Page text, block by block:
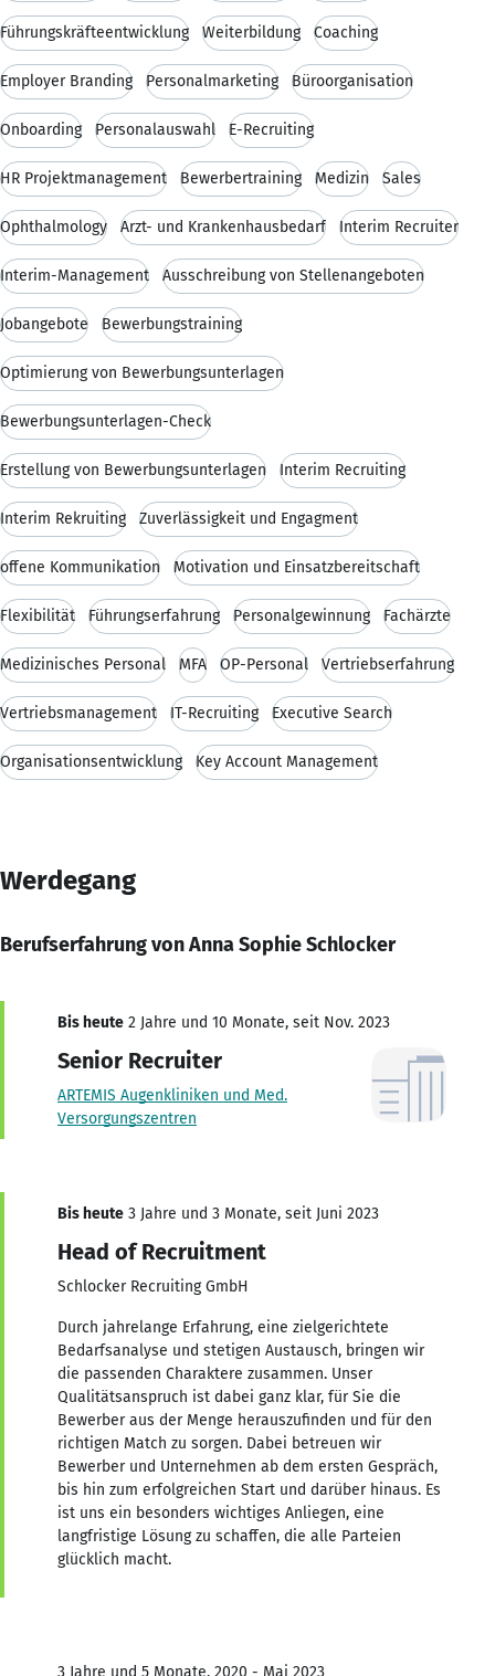
Führungskräfteentwicklung Weiterbildung Coaching
Employer Branding Personalmarketing Büroorganisation
Onboarding Personalauswahl E-Recruiting
HR Projektmanagement Bewerbertraining Medizin Sales
Ophthalmology Arzt- und Krankenhausbedarf Interim Recruiter
Interim-Management Ausschreibung von Stellenangeboten
Jobangebote Bewerbungstraining
Optimierung von Bewerbungsunterlagen
Bewerbungsunterlagen-Check
Erstellung von Bewerbungsunterlagen Interim Recruiting
Interim Rekruiting Zuverlässigkeit und Engagment
offene Kommunikation Motivation und Einsatzbereitschaft
Flexibilität Führungserfahrung Personalgewinnung Fachärzte
Medizinisches Personal MFA OP-Personal Vertriebserfahrung
Vertriebsmanagement IT-Recruiting Executive Search
Organisationsentwicklung Key Account Management
Werdegang
Berufserfahrung von Anna Sophie Schlocker
Bis heute 2 Jahre und 10 Monate, seit Nov. 2023
Senior Recruiter
ARTEMIS Augenkliniken und Med.
Versorgungszentren
Bis heute 3 Jahre und 3 Monate, seit Juni 2023
Head of Recruitment
Schlocker Recruiting GmbH
Durch jahrelange Erfahrung, eine zielgerichtete
Bedarfsanalyse und stetigen Austausch, bringen wir
die passenden Charaktere zusammen. Unser
Qualitätsanspruch ist dabei ganz klar, für Sie die
Bewerber aus der Menge herauszufinden und für den
richtigen Match zu sorgen. Dabei betreuen wir
Bewerber und Unternehmen ab dem ersten Gespräch,
bis hin zum erfolgreichen Start und darüber hinaus. Es
ist uns ein besonders wichtiges Anliegen, eine
langfristige Lösung zu schaffen, die alle Parteien
glücklich macht.
3 Jahre und 5 Monate, 2020 - Mai 2023